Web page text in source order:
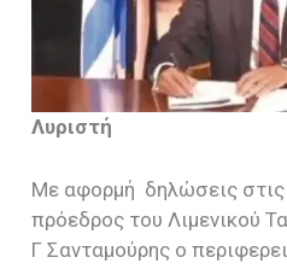
Λυριστή
Με αφορμή δηλώσεις
πρόεδρος του Λιμενικού
Γ Σανταμούρης ο